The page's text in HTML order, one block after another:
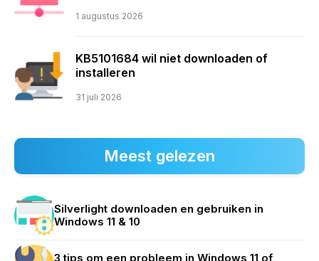
1 augustus 2026
KB5101684 wil niet downloaden of
installeren
31 juli 2026
Meest gelezen
Silverlight downloaden en gebruiken in
Windows 11 & 10
3 tips om een probleem in Windows 11 of